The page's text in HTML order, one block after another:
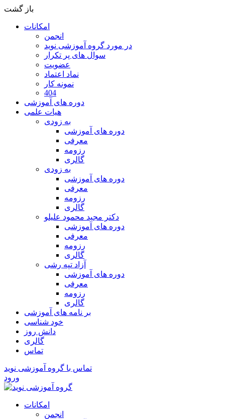
باز گشت
امکانات
انجمن
در مورد گروه آموزشی نوید
سوال های پر تکرار
عضویت
نماد اعتماد
نمونه کار
404
دوره های آموزشی
هیات علمی
به زودی
دوره های آموزشی
معرفی
رزومه
گالری
به زودی
دوره های آموزشی
معرفی
رزومه
گالری
دکتر مجید محمود علیلو
دوره های آموزشی
معرفی
رزومه
گالری
آزاد تپه رشی
دوره های آموزشی
معرفی
رزومه
گالری
بر نامه های آموزشی
خود شناسی
دانش روز
گالری
تماس
تماس با گروه آموزشی نوید
ورود
امکانات
انجمن